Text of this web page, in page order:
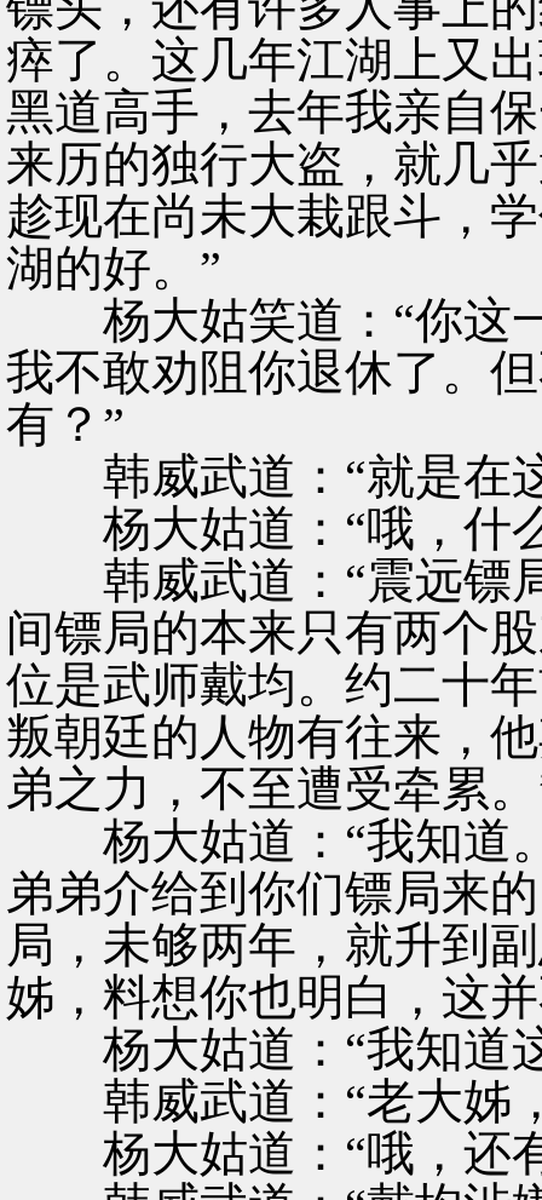
瘁了。这几年江湖上又
黑道高手，去年我亲自
来历的独行大盗，就几
趁现在尚未大栽跟斗，
湖的好。”
杨大姑笑道：“你这
我不敢劝阻你退休了。
有？”
韩威武道：“就是在
杨大姑道：“哦，什
韩威武道：“震远镖
间镖局的本来只有两个
位是武师戴均。约二十
叛朝廷的人物有往来，
弟之力，不至遭受牵累
杨大姑道：“我知道
弟弟介给到你们镖局来
局，未够两年，就升到
姊，料想你也明白，这
杨大姑道：“我知道
韩威武道：“老大姊
杨大姑道：“哦，还